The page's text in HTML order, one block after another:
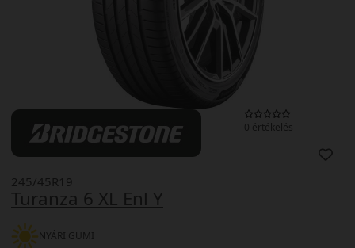
0 értékelés
Turanza 6 XL Enl Y
245/45R19
NYÁRI GUMI